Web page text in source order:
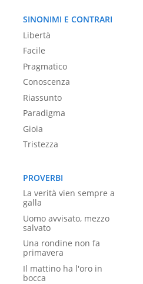
SINONIMI E CONTRARI
Libertà
Facile
Pragmatico
Conoscenza
Riassunto
Paradigma
Gioia
Tristezza
PROVERBI
La verità vien sempre a
galla
Uomo avvisato, mezzo
salvato
Una rondine non fa
primavera
Il mattino ha l'oro in
bocca